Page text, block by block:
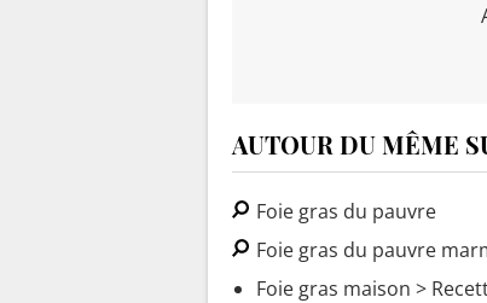
AUTOUR DU MÊME
Foie gras du pauvre
Foie gras du pauvre
Foie gras maison >